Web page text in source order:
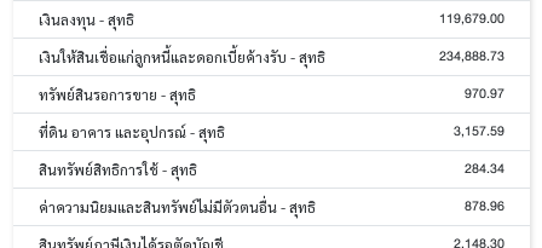
เงินลงทุน - สุทธิ 119,679.00
เงินให้สินเชื่อแก่ลูกหนี้และดอกเบี้ยค้างรับ - สุทธิ 234,888.73
ทรัพย์สินรอการขาย - สุทธิ 970.97
ที่ดิน อาคาร และอุปกรณ์ - สุทธิ 3,157.59
สินทรัพย์สิทธิการใช้ - สุทธิ 284.34
ค่าความนิยมและสินทรัพย์ไม่มีตัวตนอื่น - สุทธิ 878.96